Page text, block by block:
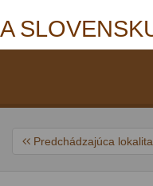
Predchádzajúca lokalita